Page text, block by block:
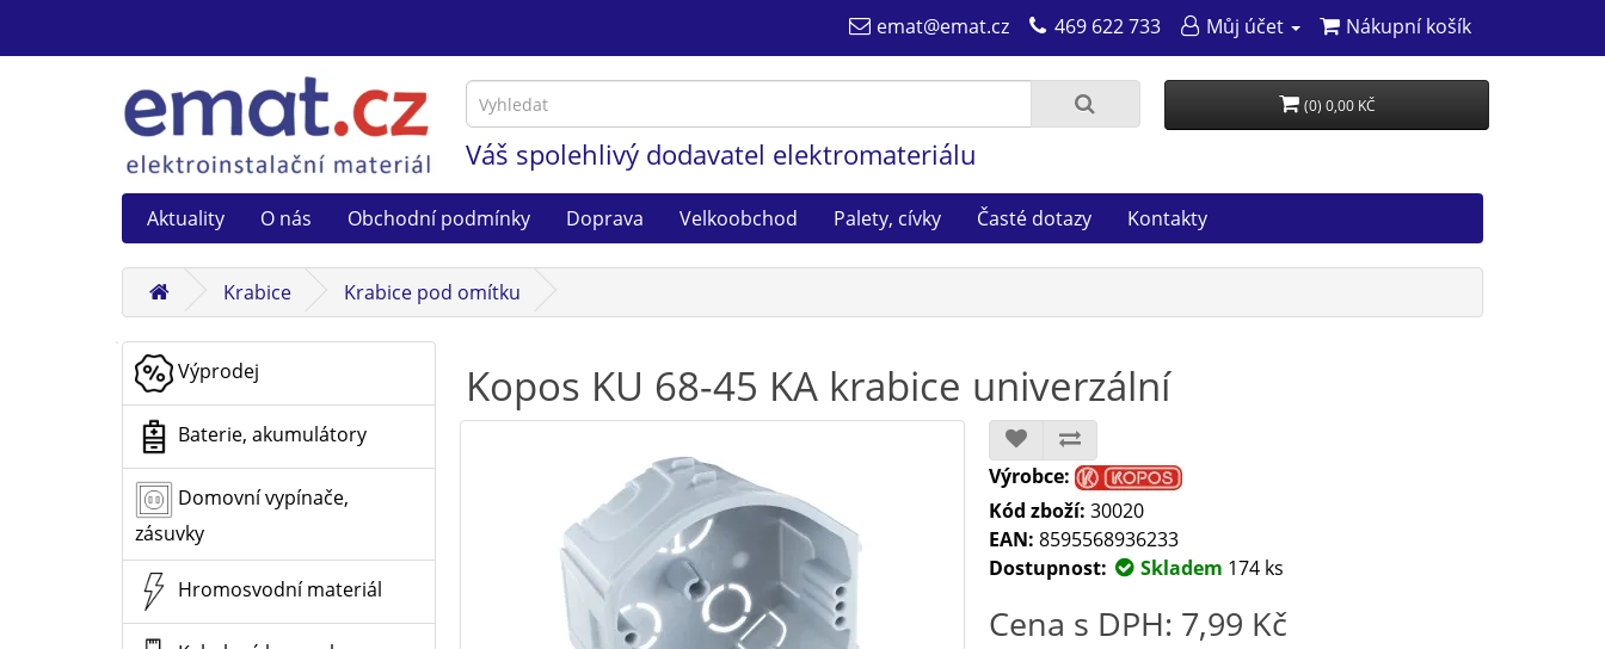
emat@emat.cz 469 622 733 Můj účet Nákupní košík
Váš spolehlivý dodavatel elektromateriálu
(0) 0,00 KČ
Aktuality O nás Obchodní podmínky Doprava Velkoobchod Palety, cívky Časté dotazy Kontakty
Krabice Krabice pod omítku
Výprodej
Baterie, akumulátory
Domovní vypínače,
zásuvky
Hromosvodní materiál
Kopos KU 68-45 KA krabice univerzální
Výrobce:
Kód zboží: 30020
EAN: 8595568936233
Dostupnost:
Skladem 174 ks
Cena s DPH: 7,99 Kč